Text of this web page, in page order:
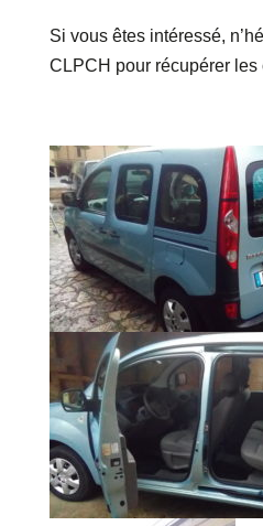
Si vous êtes intéressé,
CLPCH pour récupérer les